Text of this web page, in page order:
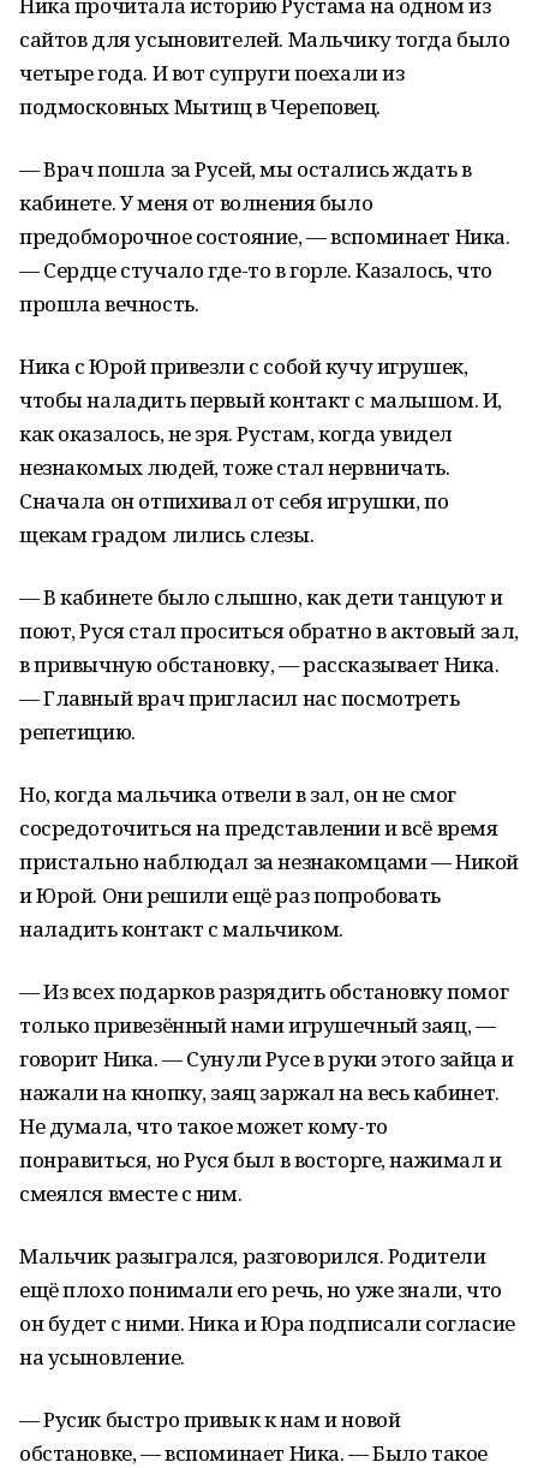
сайтов для усыновителей. Мальчику тогда было
четыре года. И вот супруги поехали из
подмосковных Мытищ в Череповец.
— Врач пошла за Русей, мы остались ждать в
кабинете. У меня от волнения было
предобморочное состояние, — вспоминает Ника.
— Сердце стучало где-то в горле. Казалось, что
прошла вечность.
Ника с Юрой привезли с собой кучу игрушек,
чтобы наладить первый контакт с малышом. И,
как оказалось, не зря. Рустам, когда увидел
незнакомых людей, тоже стал нервничать.
Сначала он отпихивал от себя игрушки, по
щекам градом лились слезы.
— В кабинете было слышно, как дети танцуют и
поют, Руся стал проситься обратно в актовый зал,
в привычную обстановку, — рассказывает Ника.
— Главный врач пригласил нас посмотреть
репетицию.
Но, когда мальчика отвели в зал, он не смог
сосредоточиться на представлении и всё время
пристально наблюдал за незнакомцами — Никой
и Юрой. Они решили ещё раз попробовать
наладить контакт с мальчиком.
— Из всех подарков разрядить обстановку помог
только привезённый нами игрушечный заяц, —
говорит Ника. — Сунули Русе в руки этого зайца и
нажали на кнопку, заяц заржал на весь кабинет.
Не думала, что такое может кому-то
понравиться, но Руся был в восторге, нажимал и
смеялся вместе с ним.
Мальчик разыгрался, разговорился. Родители
ещё плохо понимали его речь, но уже знали, что
он будет с ними. Ника и Юра подписали согласие
на усыновление.
— Русик быстро привык к нам и новой
обстановке, — вспоминает Ника. — Было такое